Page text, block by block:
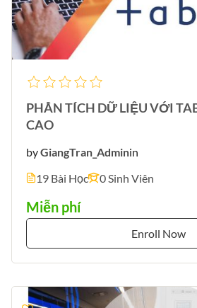
PHÂN TÍCH DỮ LIỆU VỚI
CAO
byGiangTran_Adminin
19 Bài Học
0 Sinh Viên
Miễn phí
Enroll Now